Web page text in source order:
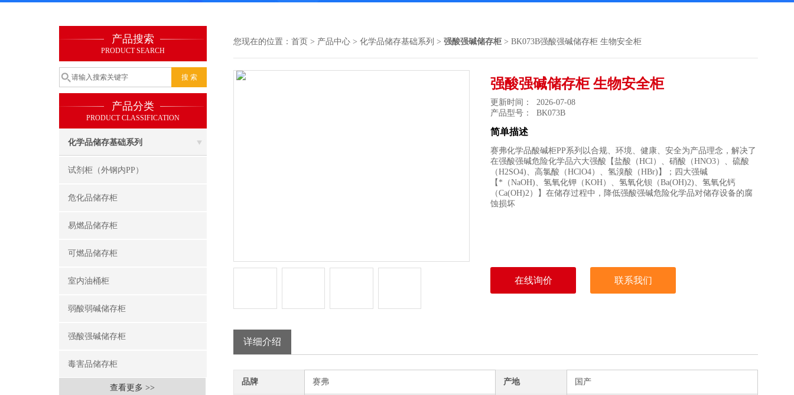
产品搜索
PRODUCT SEARCH
产品分类
PRODUCT CLASSIFICATION
化学品储存基础系列
试剂柜（外钢内PP）
危化品储存柜
易燃品储存柜
可燃品储存柜
室内油桶柜
弱酸弱碱储存柜
强酸强碱储存柜
毒害品储存柜
查看更多 >>
您现在的位置： 首页 > 产品中心 > 化学品储存基础系列 > 强酸强碱储存柜 > BK073B强酸强碱储存柜 生物安全柜
强酸强碱储存柜 生物安全柜
更新时间： 2026-07-08
产品型号：BK073B
简单描述
赛弗化学品酸碱柜PP系列以合规、环境、健康、安全为产品理念，解决了
在强酸强碱危险化学品六大强酸【盐酸（HCl）、硝酸（HNO3）、硫酸
（H2SO4)、高氯酸（HClO4）、氢溴酸（HBr)】；四大强碱
【*（NaOH)、氢氧化钾（KOH）、氢氧化钡（Ba(OH)2)、氢氧化钙
（Ca(OH)2）】在储存过程中，降低强酸强碱危险化学品对储存设备的腐
蚀损坏
在线询价 联系我们
详细介绍
品牌 赛弗 产地 国产